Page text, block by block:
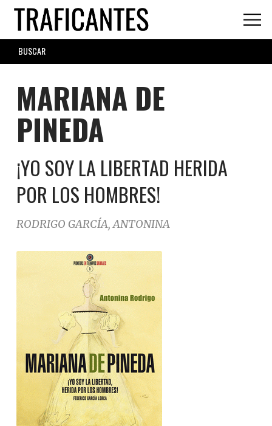
Skip
main
content
SEARCH
FORM
MARIANA DE
PINEDA
¡YO SOY LA LIBERTAD HERIDA
POR LOS HOMBRES!
RODRIGO GARCÍA, ANTONINA